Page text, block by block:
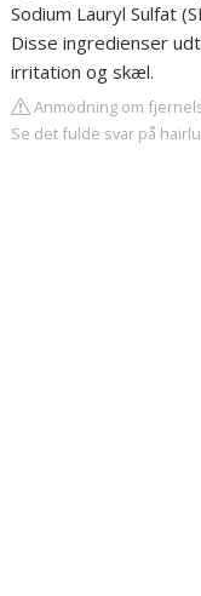
Sodium Lauryl Sulfat
Disse ingredienser
irritation og skæl.
Anmodning om
Se det fulde svar på